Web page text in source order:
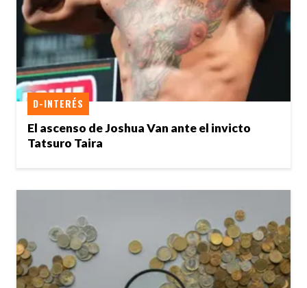
El ascenso de Joshua Van ante el invicto
Tatsuro Taira
D-INTERÉS